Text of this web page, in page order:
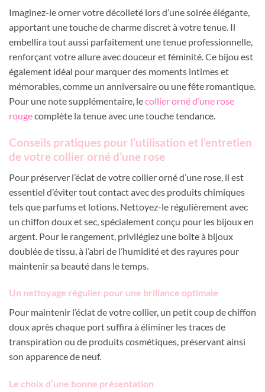
Imaginez-le orner votre décolleté lors d’une soirée élégante,
apportant une touche de charme discret à votre tenue. Il
embellira tout aussi parfaitement une tenue professionnelle,
renforçant votre allure avec douceur et féminité. Ce bijou est
également idéal pour marquer des moments intimes et
mémorables, comme un anniversaire ou une fête romantique.
Pour une note supplémentaire, lecollier orné d’une rose
rougecomplète la tenue avec une touche tendance.
Conseils pratiques pour l’utilisation et l’entretien
de votre collier orné d’une rose
Pour préserver l’éclat de votre collier orné d’une rose, il est
essentiel d’éviter tout contact avec des produits chimiques
tels que parfums et lotions. Nettoyez-le régulièrement avec
un chiffon doux et sec, spécialement conçu pour les bijoux en
argent. Pour le rangement, privilégiez une boîte à bijoux
doublée de tissu, à l’abri de l’humidité et des rayures pour
maintenir sa beauté dans le temps.
Un nettoyage régulier pour une brillance optimale
Pour maintenir l’éclat de votre collier, un petit coup de chiffon
doux après chaque port suffira à éliminer les traces de
transpiration ou de produits cosmétiques, préservant ainsi
son apparence de neuf.
Le choix d’une bonne présentation